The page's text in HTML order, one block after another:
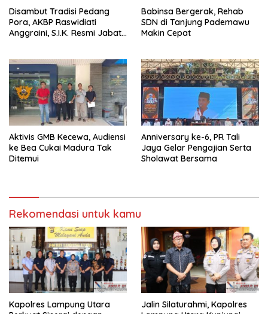
Disambut Tradisi Pedang
Pora, AKBP Raswidiati
Anggraini, S.I.K. Resmi Jabat
Babinsa Bergerak, Rehab
SDN di Tanjung Pademawu
Makin Cepat
Aktivis GMB Kecewa, Audiensi
ke Bea Cukai Madura Tak
Ditemui
Anniversary ke-6, PR Tali
Jaya Gelar Pengajian Serta
Sholawat Bersama
Rekomendasi untuk kamu
Kapolres Lampung Utara
Jalin Silaturahmi, Kapolres